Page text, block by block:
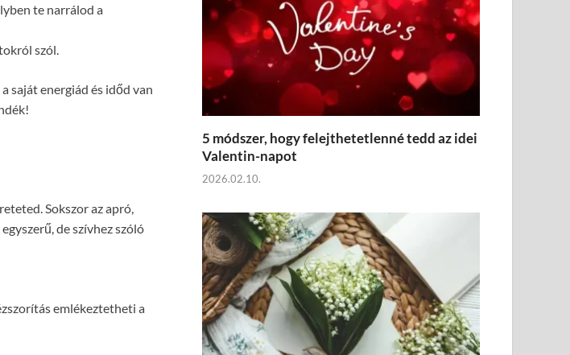
te narrálod a
szól.
saját energiád és időd van
Sokszor az apró,
de szívhez szóló
emlékeztetheti a
5 módszer, hogy felejthetetlenné tedd az idei
Valentin-napot
2026.02.10.